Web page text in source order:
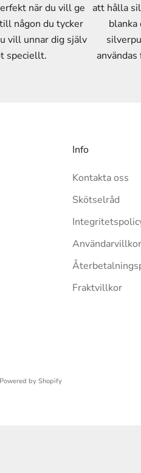
när du vill ge
någon du tycker
vill unnar dig själv
speciellt.
att hålla
blanka
Info
Kontakta oss
Skötselråd
Användarvillkor
Fraktvillkor
by Shopify